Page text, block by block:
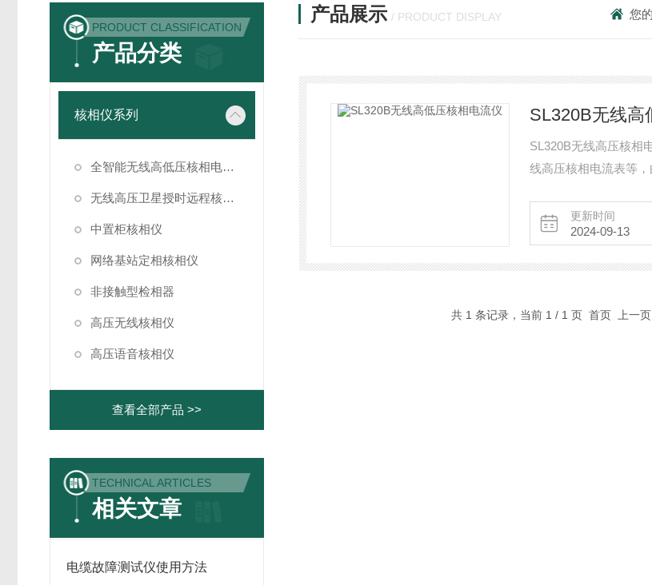
PRODUCT CLASSIFICATION
产品分类
核相仪系列
全智能无线高低压核相电流仪
无线高压卫星授时远程核相仪
中置柜核相仪
网络基站定相核相仪
非接触型检相器
高压无线核相仪
高压语音核相仪
查看全部产品 >>
TECHNICAL ARTICLES
相关文章
电缆故障测试仪使用方法
产品展示 / PRODUCT DISPLAY 您
SL320B无线高
SL320B无线高压核相
线高压核相电流表等
圈，能同时测试高压
性好、精度高，可以
更新时间
2024-09-13
共 1 条记录，当前 1 / 1 页 首页 上一